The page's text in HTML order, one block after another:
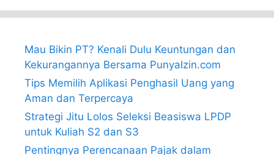
Mau Bikin PT? Kenali Dulu Keuntungan dan
Kekurangannya Bersama PunyaIzin.com
Tips Memilih Aplikasi Penghasil Uang yang
Aman dan Terpercaya
Strategi Jitu Lolos Seleksi Beasiswa LPDP
untuk Kuliah S2 dan S3
Pentingnya Perencanaan Pajak dalam